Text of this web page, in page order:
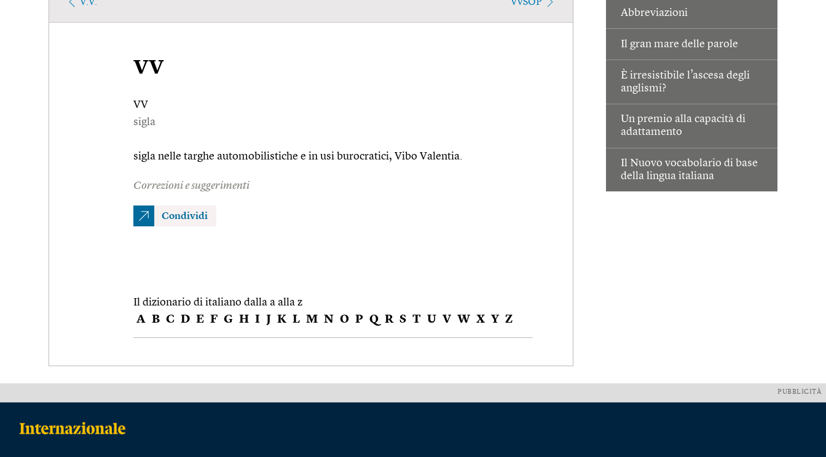
Abbreviazioni
Il gran mare delle parole
È irresistibile l’ascesa degli
anglismi?
Un premio alla capacità di
adattamento
Il Nuovo vocabolario di base
della lingua italiana
V.V. VVSOP
VV
VV
sigla
sigla nelle targhe automobilistiche e in usi burocratici, Vibo Valentia.
Correzioni e suggerimenti
Condividi
Il dizionario di italiano dalla a alla z
A B C D E F G H I J K L M N O P Q R S T U V W X Y Z
PUBBLICITÀ